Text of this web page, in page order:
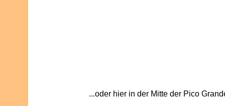
...oder hier in der Mitte der Pico